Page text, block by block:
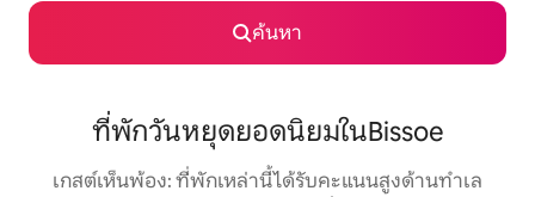
ค้นหา
ที่พักวันหยุดยอดนิยมในBissoe
เกสต์เห็นพ้อง: ที่พักเหล่านี้ได้รับคะแนนสูงด้านทำเล